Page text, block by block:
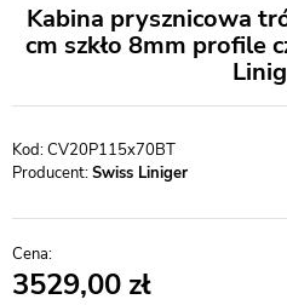
Kabina prysznicowa
cm szkło 8mm profile
CV20P115x70BT
Producent:Swiss Liniger
3529,00